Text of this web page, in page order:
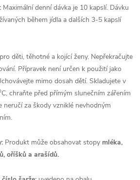
Maximální denní dávka je 10 kapslí. Dávku
během jídla a dalších 3-5 kapslí
děti, těhotné a kojící ženy. Nepřekračujte
Přípravek není určen k použití jako
mimo dosah dětí. Skladujete v
C, chraňte před přímým slunečním zářením
neručí za škody vzniklé nevhodným
Produkt může obsahovat stopy mléka,
oříšků a arašídů.